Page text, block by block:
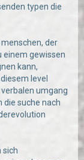
typen die
der
einem gewissen
kann,
level
umgang
die suche nach
sich